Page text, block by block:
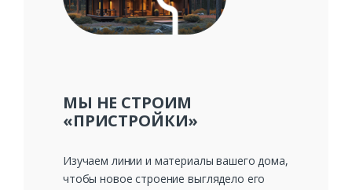
МЫ НЕ СТРОИМ
«ПРИСТРОЙКИ»
Изучаем линии и материалы вашего дома,
чтобы новое строение выглядело его